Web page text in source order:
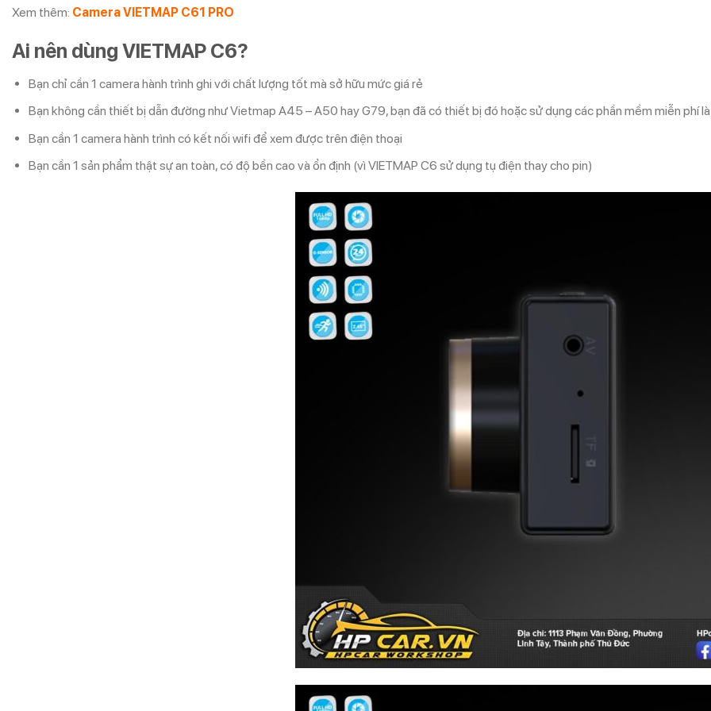
Xem thêm: Camera VIETMAP C61 PRO
Ai nên dùng VIETMAP C6?
Bạn chỉ cần 1 camera hành trình ghi với chất lượng tốt mà sở hữu mức giá rẻ
Bạn không cần thiết bị dẫn đường như Vietmap A45 – A50 hay G79, bạn đã có thiết bị đó hoặc sử dụng các phần mềm miễn phí
Bạn cần 1 camera hành trình có kết nối wifi để xem được trên điện thoại
Bạn cần 1 sản phẩm thật sự an toàn, có độ bền cao và ổn định (vì VIETMAP C6 sử dụng tụ điện thay cho pin)